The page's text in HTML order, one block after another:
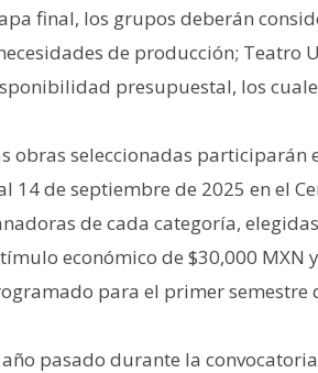
final, los grupos deberán
de producción; Teatro
presupuestal, los
obras seleccionadas participarán
14 de septiembre de 2025 en el
de cada categoría,
económico de $30,000 MXN
para el primer semestre
año pasado durante la